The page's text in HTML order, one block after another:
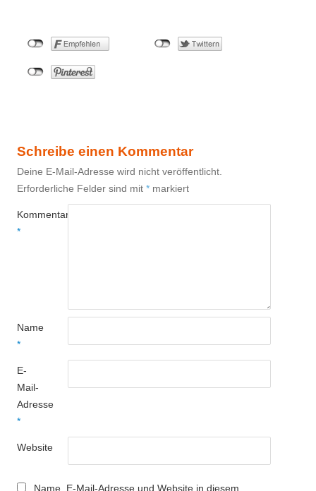
Schreibe einen Kommentar
Deine E-Mail-Adresse wird nicht veröffentlicht.
Erforderliche Felder sind mit * markiert
Kommentar
*
Name
*
E-
Mail-
Adresse
*
Website
Name, E-Mail-Adresse und Website in diesem